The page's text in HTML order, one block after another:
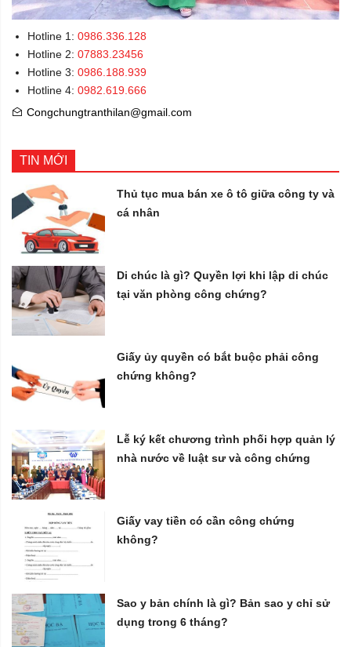
Hotline 1: 0986.336.128
Hotline 2: 07883.23456
Hotline 3: 0986.188.939
Hotline 4: 0982.619.666
Congchungtranthilan@gmail.com
TIN MỚI
Thủ tục mua bán xe ô tô giữa công ty và
cá nhân
Di chúc là gì? Quyền lợi khi lập di chúc
tại văn phòng công chứng?
Giấy ủy quyền có bắt buộc phải công
chứng không?
Lễ ký kết chương trình phối hợp quản lý
nhà nước về luật sư và công chứng
Giấy vay tiền có cần công chứng
không?
Sao y bản chính là gì? Bản sao y chỉ sử
dụng trong 6 tháng?